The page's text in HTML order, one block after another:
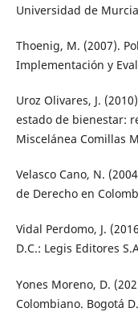
Universidad de
Thoenig, M. (2007).
Implementación y
Uroz Olivares, J.
estado de bienestar:
Miscelánea Comillas
Velasco Cano, N.
de Derecho en
Vidal Perdomo, J.
D.C.: Legis Editores
Yones Moreno, D.
Colombiano. Bogotá